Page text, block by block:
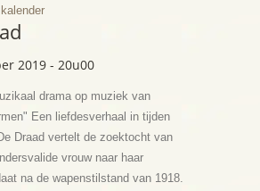
2019 - 20u00
drama op muziek van
Een liefdesverhaal in tijden
Draad vertelt de zoektocht van
vrouw naar haar
na de wapenstilstand van 1918.